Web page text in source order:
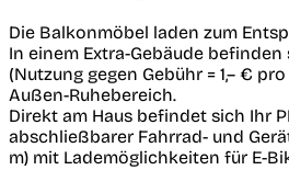
Die Balkonmöbel laden zum
In einem Extra-Gebäude befinden
(Nutzung gegen Gebühr = 1,– €
Außen-Ruhebereich.
Direkt am Haus befindet sich Ihr
abschließbarer Fahrrad- und
m) mit Lademöglichkeiten für E-